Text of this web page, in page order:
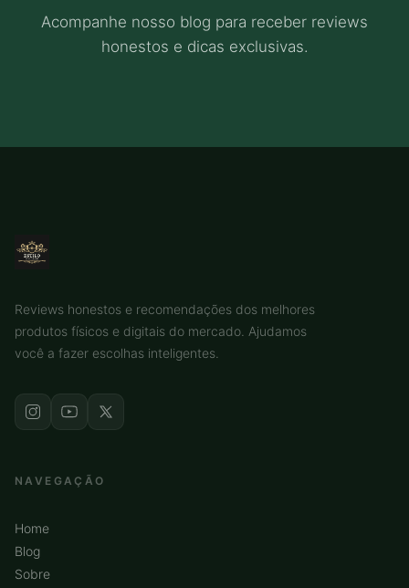
Acompanhe nosso blog para receber reviews
honestos e dicas exclusivas.
Reviews honestos e recomendações dos melhores
produtos físicos e digitais do mercado. Ajudamos
você a fazer escolhas inteligentes.
NAVEGAÇÃO
Home
Blog
Sobre